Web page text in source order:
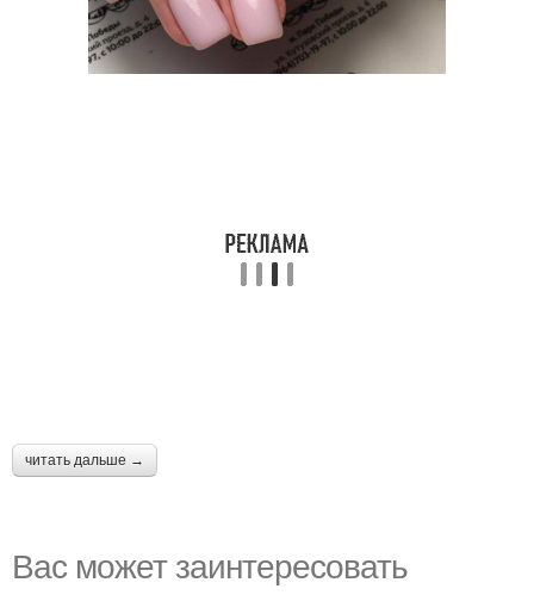
читать дальше →
Вас может заинтересовать